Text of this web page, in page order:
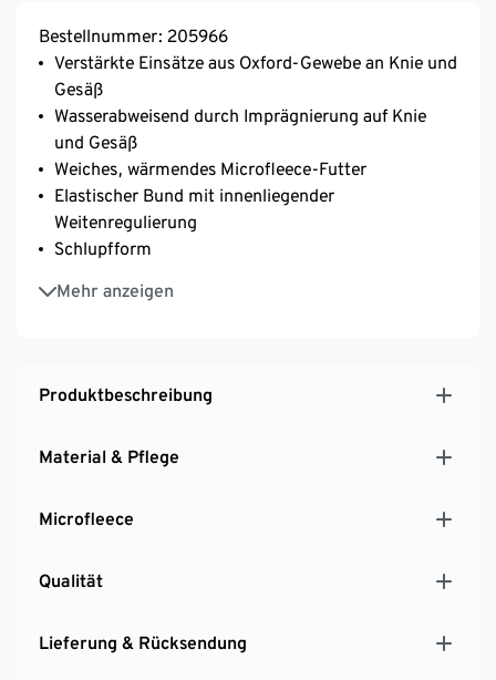
Bestellnummer: 205966
Verstärkte Einsätze aus Oxford-Gewebe an Knie und
Gesäß
Wasserabweisend durch Imprägnierung auf Knie
und Gesäß
Weiches, wärmendes Microfleece-Futter
Elastischer Bund mit innenliegender
Weitenregulierung
Schlupfform
Mehr anzeigen
2 seitlich eingesetzte Taschen
Aufgesetzte Tasche am Bein
Produktbeschreibung
Material & Pflege
Microfleece
Qualität
Lieferung & Rücksendung